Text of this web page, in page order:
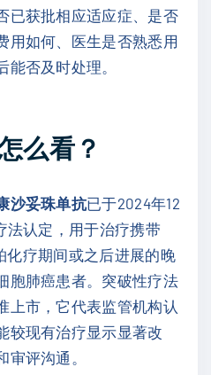
已获批相应适应症、是否
用如何、医生是否熟悉用
否及时处理。
么看？
沙妥珠单抗已于2024年12
法认定，用于治疗携带
化疗期间或之后进展的晚
胞肺癌患者。突破性疗法
上市，它代表监管机构认
较现有治疗显示显著改
评沟通。